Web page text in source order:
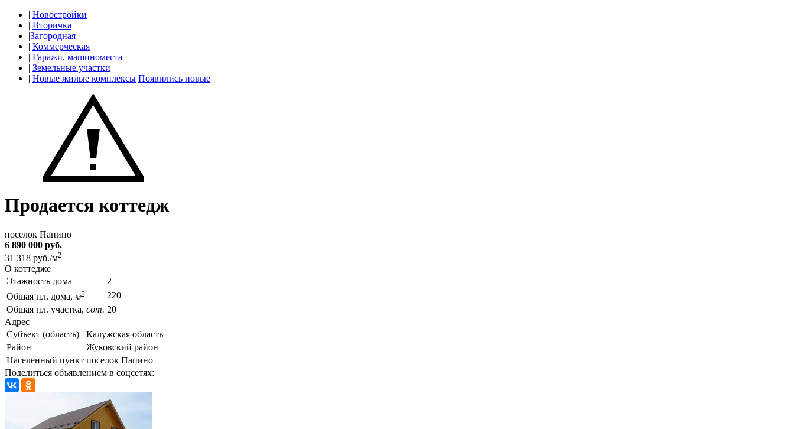
| Новостройки
| Вторичка
|Загородная
| Коммерческая
| Гаражи, машиноместа
| Земельные участки
| Новые жилые комплексы Появились новые
Продается коттедж
поселок Папино
6 890 000 руб.
31 318 руб./м2
О коттедже
Этажность дома
2
Общая пл. дома, м2
220
Общая пл. участка, сот. 20
Адрес
Субъект (область)
Калужская область
Район
Жуковский район
Населенный пункт поселок Папино
Поделиться объявлением в соцсетях: